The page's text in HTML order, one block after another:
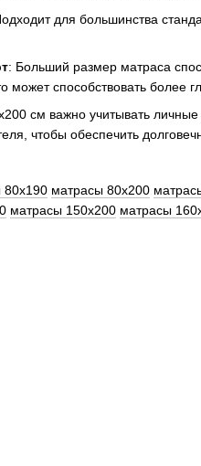
для большинства
: Больший размер матраса
может способствовать более
см важно учитывать личные
чтобы обеспечить
80x190 матрасы 80x200
матрасы 150x200 матрасы